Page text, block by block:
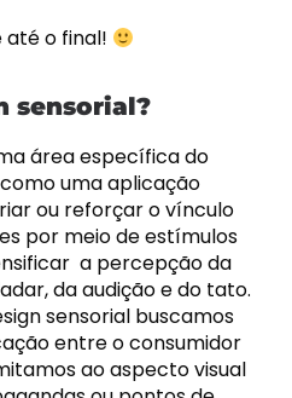
o final!
sensorial?
área específica do
uma aplicação
ou reforçar o vínculo
por meio de estímulos
a percepção da
da audição e do tato.
sensorial buscamos
entre o consumidor
ao aspecto visual